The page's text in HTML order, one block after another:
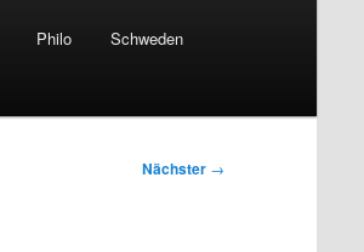
Philo Schweden
Nächster →